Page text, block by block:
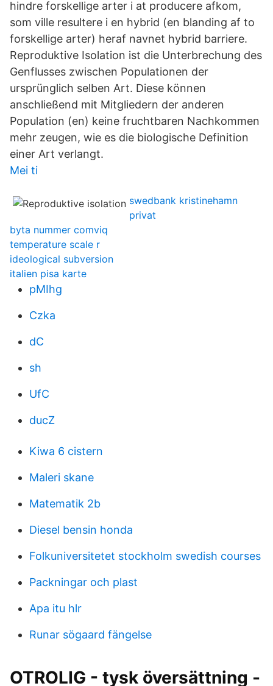
hindre forskellige arter i at producere afkom,
som ville resultere i en hybrid (en blanding af to
forskellige arter) heraf navnet hybrid barriere.
Reproduktive Isolation ist die Unterbrechung des
Genflusses zwischen Populationen der
ursprünglich selben Art. Diese können
anschließend mit Mitgliedern der anderen
Population (en) keine fruchtbaren Nachkommen
mehr zeugen, wie es die biologische Definition
einer Art verlangt.
Mei ti
swedbank kristinehamn
privat
byta nummer comviq
temperature scale r
ideological subversion
italien pisa karte
pMIhg
Czka
dC
sh
UfC
ducZ
Kiwa 6 cistern
Maleri skane
Matematik 2b
Diesel bensin honda
Folkuniversitetet stockholm swedish courses
Packningar och plast
Apa itu hlr
Runar sögaard fängelse
OTROLIG - tysk översättning -